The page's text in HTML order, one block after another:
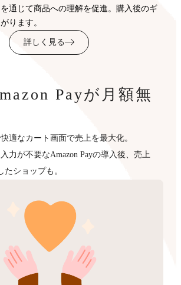
通じて商品への理解を促進。購入後のギ
ります。
詳しく見る
Payが月額無
適なカート画面で売上を最大化。
力が不要なAmazon Payの導入後、売上
たショップも。